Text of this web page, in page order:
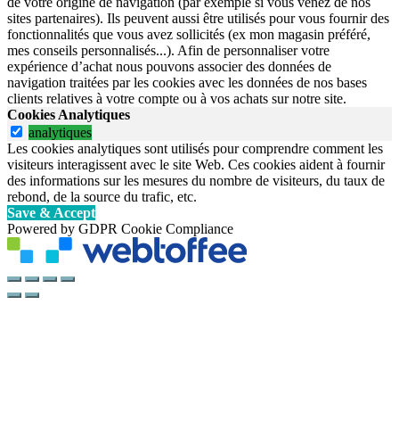
sites partenaires). Ils peuvent aussi être utilisés pour vous fournir des
fonctionnalités que vous avez sollicités (ex mon magasin préféré,
mes conseils personnalisés...). Afin de personnaliser votre
expérience d’achat nous pouvons associer des données de
navigation traitées par les cookies avec les données de nos bases
clients relatives à votre compte ou à vos achats sur notre site.
Cookies Analytiques
analytiques
Les cookies analytiques sont utilisés pour comprendre comment les
visiteurs interagissent avec le site Web. Ces cookies aident à fournir
des informations sur les mesures du nombre de visiteurs, du taux de
rebond, de la source du trafic, etc.
Save & Accept
Powered by GDPR Cookie Compliance